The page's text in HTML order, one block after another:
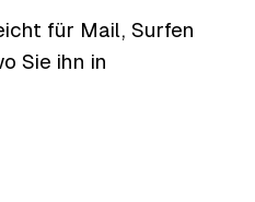
für Mail, Surfen
Sie ihn in